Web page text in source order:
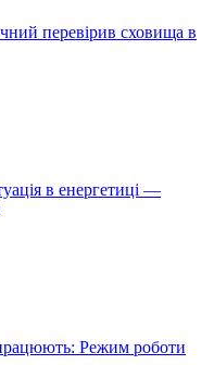
перевірив сховища в
в енергетиці —
Режим роботи